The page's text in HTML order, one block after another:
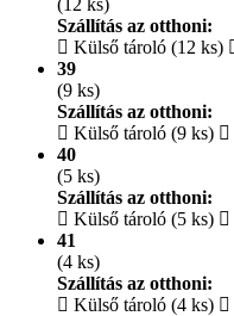
Szállítás az otthoni:
Külső tároló (12 ks)
39
(9 ks)
Szállítás az otthoni:
Külső tároló (9 ks)
40
(5 ks)
Szállítás az otthoni:
Külső tároló (5 ks)
41
(4 ks)
Szállítás az otthoni:
Külső tároló (4 ks)